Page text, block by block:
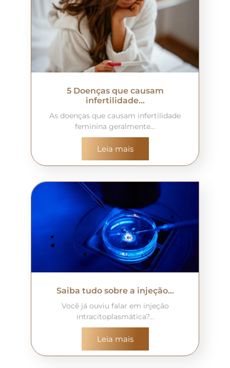
5 Doenças que causam
infertilidade…
As doenças que causam infertilidade
feminina geralmente…
Leia mais
Saiba tudo sobre a injeção…
Você já ouviu falar em injeção
intracitoplasmática?…
Leia mais